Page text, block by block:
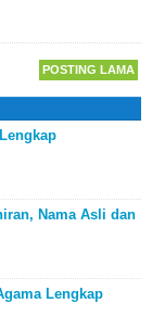
POSTING LAMA
Nama Asli dan
Lengkap